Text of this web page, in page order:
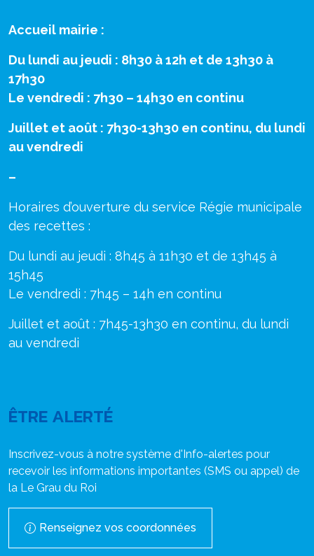
Accueil mairie :
Du lundi au jeudi : 8h30 à 12h et de 13h30 à
17h30
Le vendredi : 7h30 – 14h30 en continu
Juillet et août : 7h30-13h30 en continu, du lundi
au vendredi
–
Horaires d’ouverture du service Régie municipale
des recettes :
Du lundi au jeudi : 8h45 à 11h30 et de 13h45 à
15h45
Le vendredi : 7h45 – 14h en continu
Juillet et août : 7h45-13h30 en continu, du lundi
au vendredi
ÊTRE ALERTÉ
Inscrivez-vous à notre système d'Info-alertes pour
recevoir les informations importantes (SMS ou appel) de
la Le Grau du Roi
Renseignez vos coordonnées